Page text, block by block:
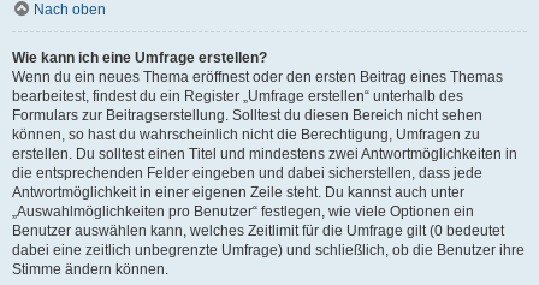
Nach oben
Wie kann ich eine Umfrage erstellen?
Wenn du ein neues Thema eröffnest oder den ersten Beitrag eines Themas
bearbeitest, findest du ein Register „Umfrage erstellen“ unterhalb des
Formulars zur Beitragserstellung. Solltest du diesen Bereich nicht sehen
können, so hast du wahrscheinlich nicht die Berechtigung, Umfragen zu
erstellen. Du solltest einen Titel und mindestens zwei Antwortmöglichkeiten in
die entsprechenden Felder eingeben und dabei sicherstellen, dass jede
Antwortmöglichkeit in einer eigenen Zeile steht. Du kannst auch unter
„Auswahlmöglichkeiten pro Benutzer“ festlegen, wie viele Optionen ein
Benutzer auswählen kann, welches Zeitlimit für die Umfrage gilt (0 bedeutet
dabei eine zeitlich unbegrenzte Umfrage) und schließlich, ob die Benutzer ihre
Stimme ändern können.